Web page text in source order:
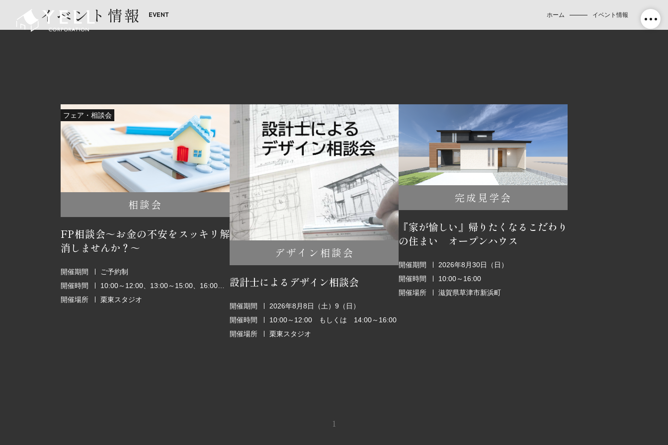
イベント情報 ホーム イベント情報
フェア・相談会
相談会
FP相談会～お金の不安をスッキリ解
消しませんか？～
開催期間
ご予約制
開催時間
開催場所
栗東スタジオ
デザイン相談会
設計士によるデザイン相談会
開催期間
2026年8月8日（土）9（日）
開催時間
10:00～12:00 もしくは 14:00～16:00
開催場所
栗東スタジオ
完成見学会
『家が愉しい』帰りたくなるこだわり
の住まい オープンハウス
開催期間
2026年8月30日（日）
開催時間
10:00～16:00
開催場所
滋賀県草津市新浜町
1